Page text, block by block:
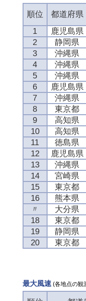
順位 都道府県
1
鹿児島県
2
静岡県
3
沖縄県
4
沖縄県
5
沖縄県
6
鹿児島県
7
沖縄県
8
東京都
9
高知県
10
高知県
11
徳島県
12
鹿児島県
13
沖縄県
14
宮崎県
15
東京都
16
熊本県
〃
大分県
18
東京都
19
静岡県
20
東京都
最大風速(各地点の観